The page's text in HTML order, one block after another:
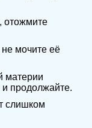
отожмите
мочите её
материи
и продолжайте.
слишком